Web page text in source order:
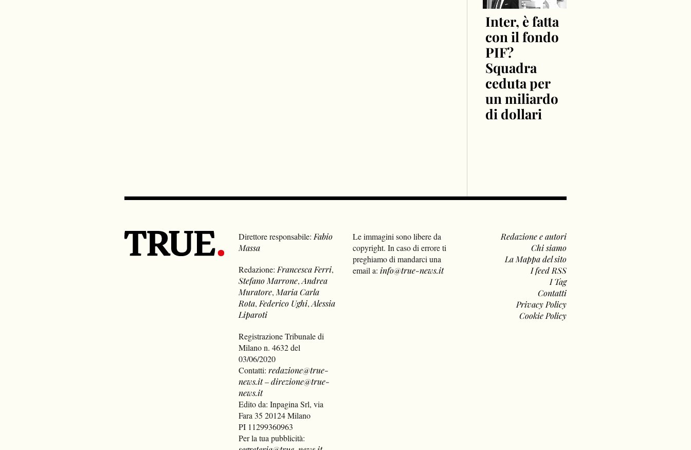
Inter, è fatta
con il fondo
PIF?
Squadra
ceduta per
un miliardo
di dollari
Direttore responsabile: Fabio
Massa
Redazione: Francesca Ferri,
Stefano Marrone,Andrea
Muratore, Maria Carla
Rota, Federico Ughi,Alessia
Liparoti
Registrazione Tribunale di
Milano n. 4632 del
03/06/2020
Contatti:redazione@true-
news.it–direzione@true-
news.it
Edito da: Inpagina Srl, via
Fara 35 20124 Milano
PI 11299360963
Per la tua pubblicità:
Le immagini sono libere da
copyright. In caso di errore ti
preghiamo di mandarci una
email a: info@true-news.it
Redazione e autori
Chi siamo
La Mappa del sito
I feed RSS
I Tag
Contatti
Privacy Policy
Cookie Policy